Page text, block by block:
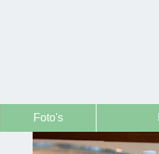
Foto's